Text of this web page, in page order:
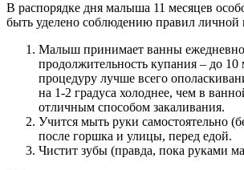
В распорядке дня малыша 11 месяцев
быть уделено соблюдению правил личной
Малыш принимает ванны
продолжительность купания – до 10
процедуру лучше всего
на 1-2 градуса холоднее, чем в
отличным способом закаливания.
Учится мыть руки самостоятельно
после горшка и улицы, перед едой.
Чистит зубы (правда, пока руками